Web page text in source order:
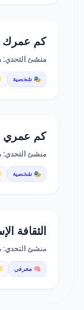
كم عمرك
منشئ التحدي:
🎭 شخصية
كم عمري
منشئ التحدي:
🎭 شخصية
الثقافة
منشئ التحدي:
🧠 معرفي